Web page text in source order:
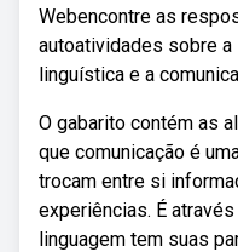
Webencontre as
autoatividades sobre a
linguística e a
O gabarito contém as
que comunicação é
trocam entre si
experiências. É
linguagem tem suas